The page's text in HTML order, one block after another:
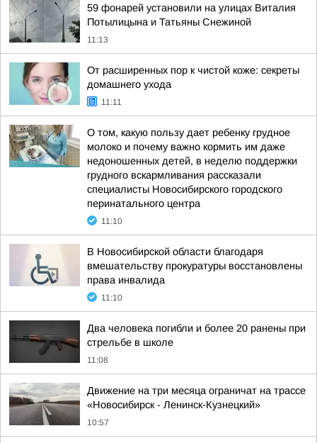
59 фонарей установили на улицах Виталия
Потылицына и Татьяны Снежиной
11:13
От расширенных пор к чистой коже: секреты
домашнего ухода
11:11
О том, какую пользу дает ребенку грудное
молоко и почему важно кормить им даже
недоношенных детей, в неделю поддержки
грудного вскармливания рассказали
специалисты Новосибирского городского
перинатального центра
11:10
В Новосибирской области благодаря
вмешательству прокуратуры восстановлены
права инвалида
11:10
Два человека погибли и более 20 ранены при
стрельбе в школе
11:08
Движение на три месяца ограничат на трассе
«Новосибирск - Ленинск-Кузнецкий»
10:57